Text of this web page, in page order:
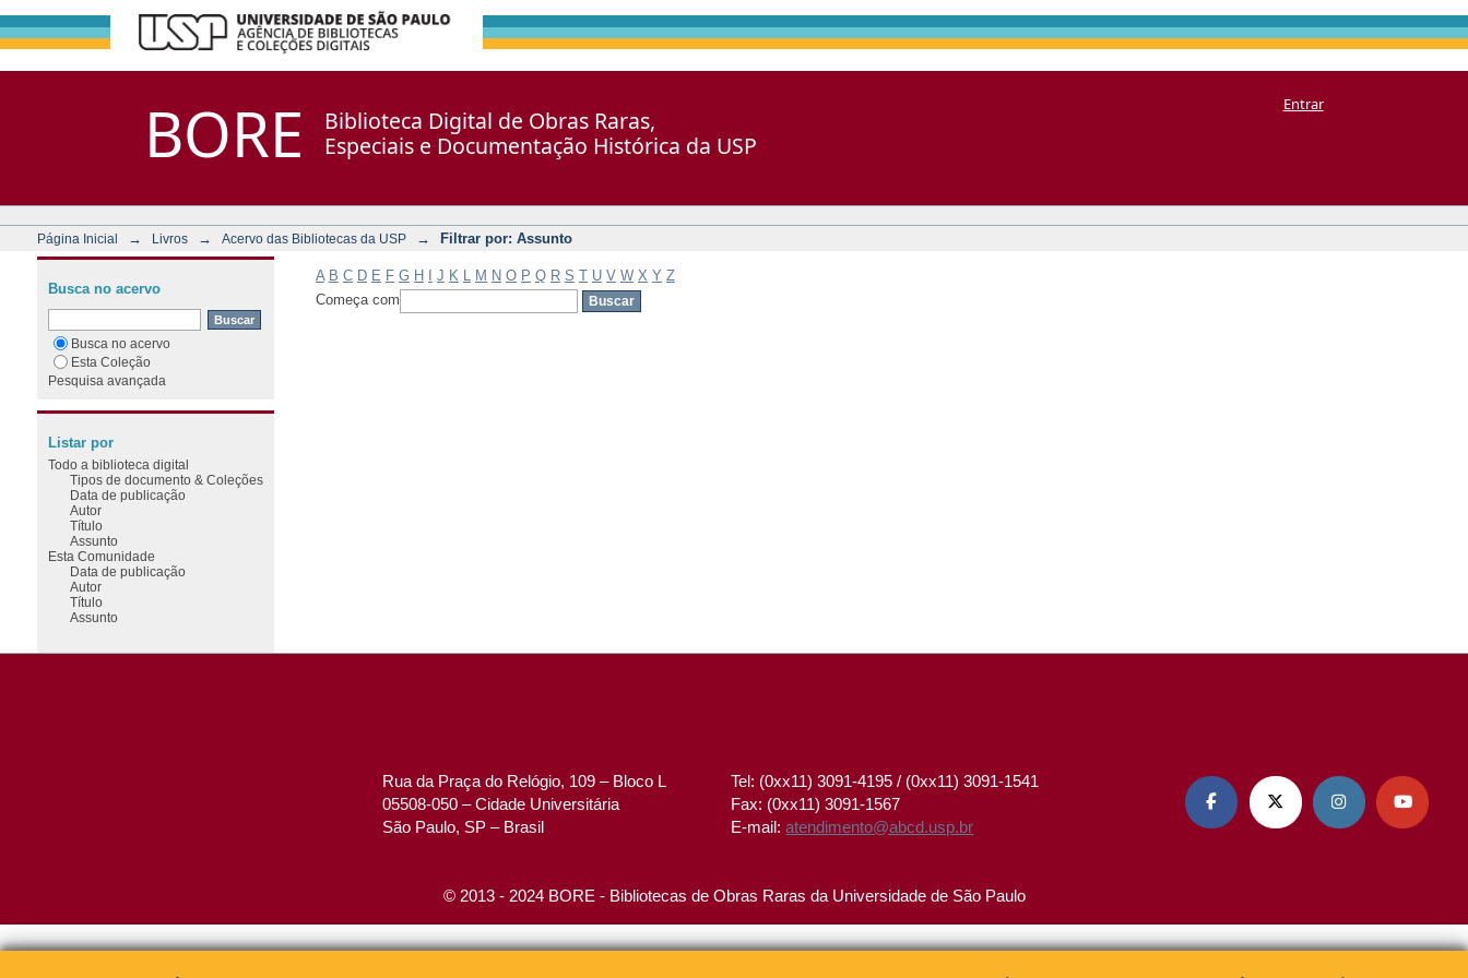
BORE
Biblioteca Digital de Obras Raras,
Especiais e Documentação Histórica da USP
Entrar
Página Inicial → Livros → Acervo das Bibliotecas da USP → Filtrar por: Assunto
A B C D E F G H J K M N O P Q R S T U V W X Y Z
Começa com
Busca no acervo
Busca no acervo
Esta Coleção
Pesquisa avançada
Listar por
Todo a biblioteca digital
Tipos de documento & Coleções
Data de publicação
Autor
Título
Assunto
Esta Comunidade
Data de publicação
Autor
Título
Assunto
Rua da Praça do Relógio, 109 – Bloco L
05508-050 – Cidade Universitária
São Paulo, SP – Brasil
Tel: (0xx11) 3091-4195 / (0xx11) 3091-1541
Fax: (0xx11) 3091-1567
E-mail:atendimento@abcd.usp.br
   
© 2013 - 2024 BORE - Bibliotecas de Obras Raras da Universidade de São Paulo